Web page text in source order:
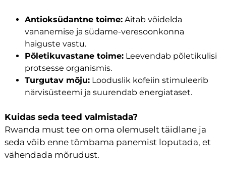
Antioksüdantne toime:Aitab võidelda
vananemise ja südame-veresoonkonna
haiguste vastu.
Põletikuvastane toime:Leevendab põletikulisi
protsesse organismis.
Turgutav mõju:Looduslik kofeiin stimuleerib
närvisüsteemi ja suurendab energiataset.
Kuidas seda teed valmistada?
Rwanda must tee on oma olemuselt täidlane ja
seda võib enne tõmbama panemist loputada, et
vähendada mõrudust.